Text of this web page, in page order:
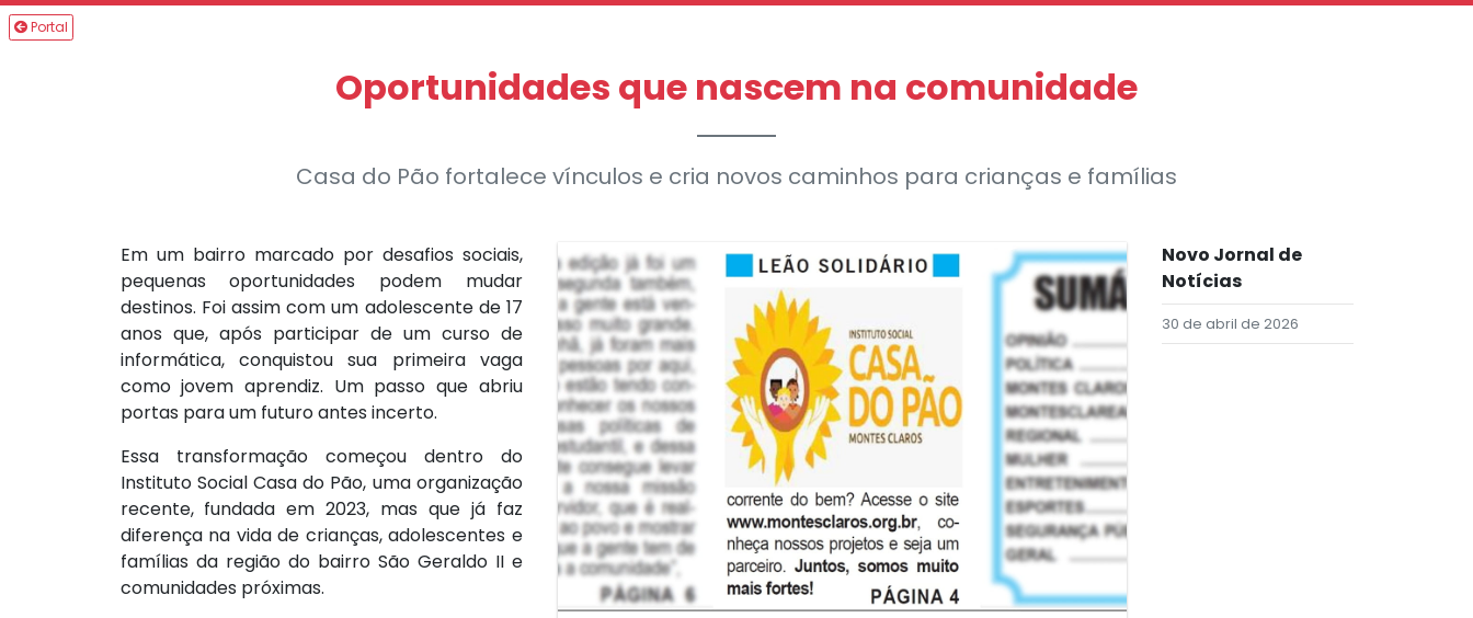
Portal
Oportunidades que nascem na comunidade
Casa do Pão fortalece vínculos e cria novos caminhos para crianças e famílias
Em um bairro marcado por desafios sociais,
pequenas oportunidades podem mudar
destinos. Foi assim com um adolescente de 17
anos que, após participar de um curso de
informática, conquistou sua primeira vaga
como jovem aprendiz. Um passo que abriu
portas para um futuro antes incerto.
Essa transformação começou dentro do
Instituto Social Casa do Pão, uma organização
recente, fundada em 2023, mas que já faz
diferença na vida de crianças, adolescentes e
famílias da região do bairro São Geraldo II e
comunidades próximas.
Novo Jornal de
Notícias
30 de abril de 2026